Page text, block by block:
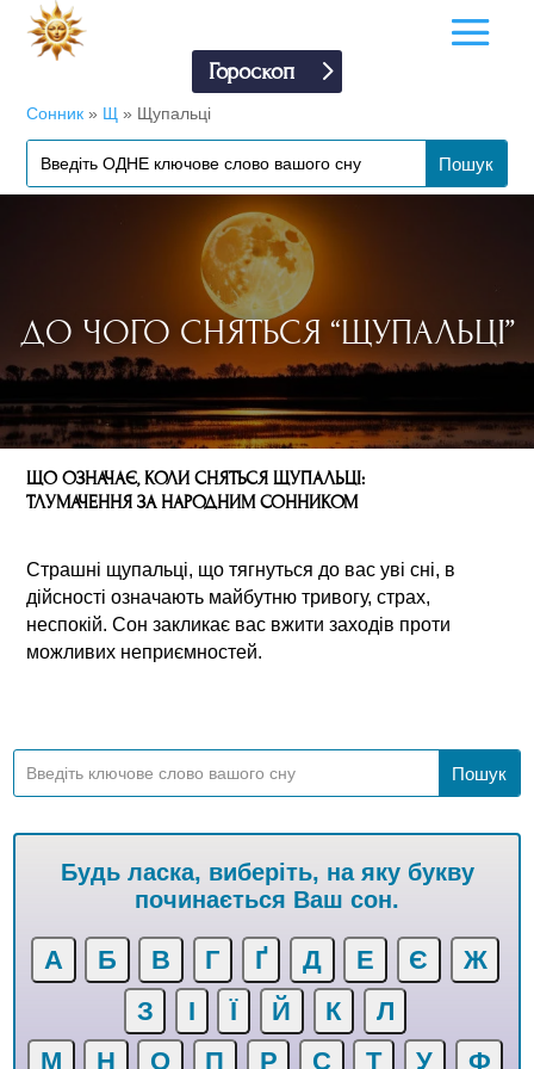
Гороскоп
Сонник » Щ » Щупальці
ДО ЧОГО СНЯТЬСЯ “ЩУПАЛЬЦІ”
ЩО ОЗНАЧАЄ, КОЛИ СНЯТЬСЯ ЩУПАЛЬЦІ:
ТЛУМАЧЕННЯ ЗА НАРОДНИМ СОННИКОМ
Страшні щупальці, що тягнуться до вас уві сні, в
дійсності означають майбутню тривогу, страх,
неспокій. Сон закликає вас вжити заходів проти
можливих неприємностей.
Будь ласка, виберіть, на яку букву
починається Ваш сон.
А Б В Г Ґ Д Е Є
Ж
З
І Ї Й К
Л
М
Н О П Р С Т У Ф